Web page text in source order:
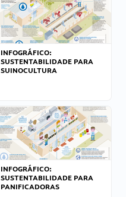
INFOGRÁFICO:
SUSTENTABILIDADE PARA
SUINOCULTURA
INFOGRÁFICO:
SUSTENTABILIDADE PARA
PANIFICADORAS